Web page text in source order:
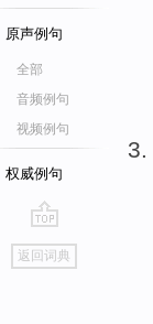
原声例句
全部
音频例句
视频例句
权威例句
go
top
返回词典